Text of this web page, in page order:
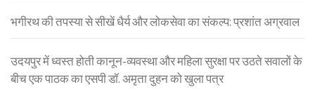
भगीरथ की तपस्या से सीखें धैर्य और लोकसेवा का संकल्प: प्रशांत अग्रवाल
उदयपुर में ध्वस्त होती कानून-व्यवस्था और महिला सुरक्षा पर उठते सवालों के
बीच एक पाठक का एसपी डॉ. अमृता दुहन को खुला पत्र